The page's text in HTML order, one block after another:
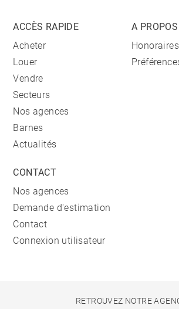
ACCÈS RAPIDE
Acheter
Louer
Vendre
Secteurs
Nos agences
Barnes
Actualités
A PROPOS
Honoraires
CONTACT
Nos agences
Demande d'estimation
Contact
Connexion utilisateur
RETROUVEZ NOTRE